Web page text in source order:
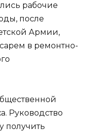
рабочие
после
Армии,
в ремонтно-
Руководство
получить